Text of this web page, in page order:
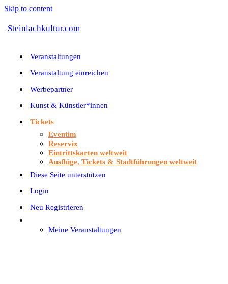
Skip to content
Steinlachkultur.com
Veranstaltungen
Veranstaltung einreichen
Werbepartner
Kunst & Künstler*innen
Tickets
Eventim
Reservix
Eintrittskarten weltweit
Ausflüge, Tickets & Stadtführungen weltweit
Diese Seite unterstützen
Login
Neu Registrieren
Meine Veranstaltungen